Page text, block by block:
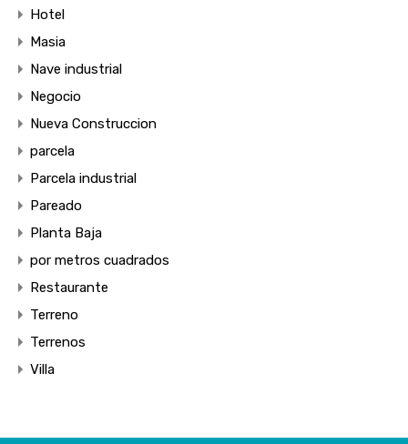
Hotel
Masia
Nave industrial
Negocio
Nueva Construccion
parcela
Parcela industrial
Pareado
Planta Baja
por metros cuadrados
Restaurante
Terreno
Terrenos
Villa